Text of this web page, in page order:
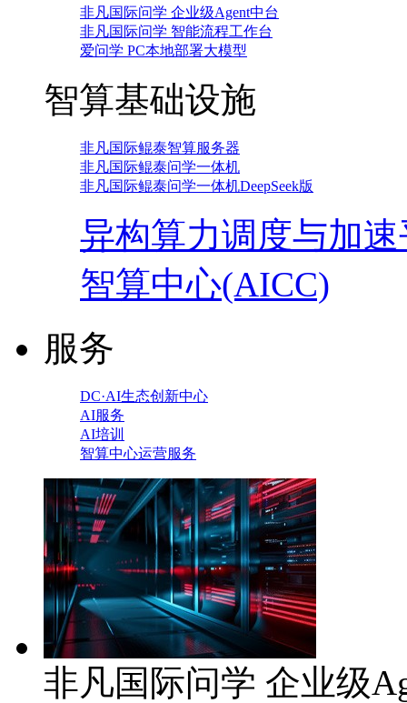
非凡国际问学 企业级Agent中台
非凡国际问学 智能流程工作台
爱问学 PC本地部署大模型
智算基础设施
非凡国际鲲泰智算服务器
非凡国际鲲泰问学一体机
非凡国际鲲泰问学一体机DeepSeek版
异构算力调度与加
智算中心(AICC)
服务
DC·AI生态创新中心
AI服务
AI培训
智算中心运营服务
非凡国际问学 企业级